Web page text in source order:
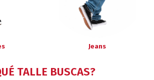
Jeans
TALLE BUSCAS?